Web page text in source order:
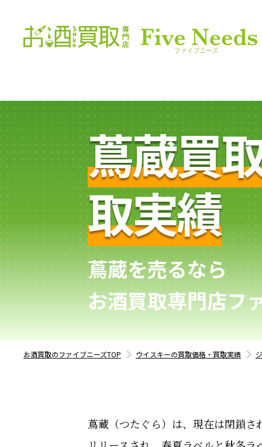
蔦蔵買
取実績
蔦蔵を売るなら
お酒買取専門店フ
お酒買取のファイブニーズTOP ウイスキーの買取価格・買取実績
蔦蔵（つたぐら）は、現在は閉鎖